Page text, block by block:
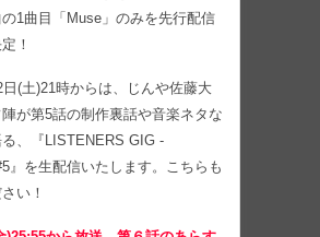
1曲目「Muse」のみを先行配信
！
(土)21時からは、じんや佐藤大
が第5話の制作裏話や音楽ネタな
、『LISTENERS GIG -
』を生配信いたします。こちらも
い！